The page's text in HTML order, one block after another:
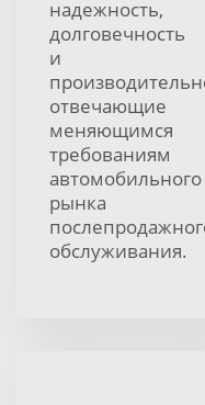
надежность,
долговечность
и
отвечающие
меняющимся
требованиям
автомобильного
рынка
обслуживания.